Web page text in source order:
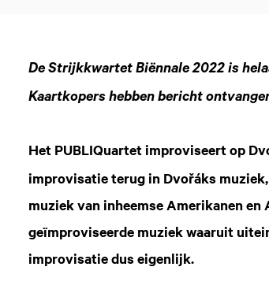
De Strijkkwartet Biënnale 2022 is
Kaartkopers hebben bericht
Het PUBLIQuartet improviseert op
improvisatie terug in Dvořáks
muziek van inheemse Amerikanen
geïmproviseerde muziek waaruit
improvisatie dus eigenlijk.